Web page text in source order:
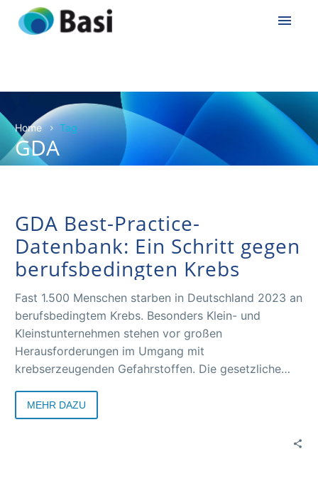
Home Tag
GDA
GDA Best-Practice-
Datenbank: Ein Schritt gegen
berufsbedingten Krebs
Fast 1.500 Menschen starben in Deutschland 2023 an
berufsbedingtem Krebs. Besonders Klein- und
Kleinstunternehmen stehen vor großen
Herausforderungen im Umgang mit
krebserzeugenden Gefahrstoffen. Die gesetzliche
Datenbank eine wertvolle Unterstützung.
MEHR DAZU